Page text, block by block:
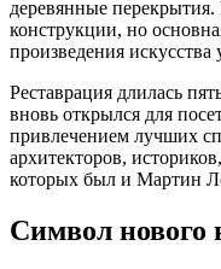
деревянные
конструкции, но
произведения искусства
Реставрация длилась
вновь открылся для
привлечением лучших
архитекторов,
которых был и Мартин
Символ нового